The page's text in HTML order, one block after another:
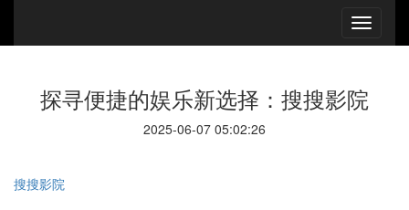
探寻便捷的娱乐新选择：搜搜影院
2025-06-07 05:02:26
搜搜影院